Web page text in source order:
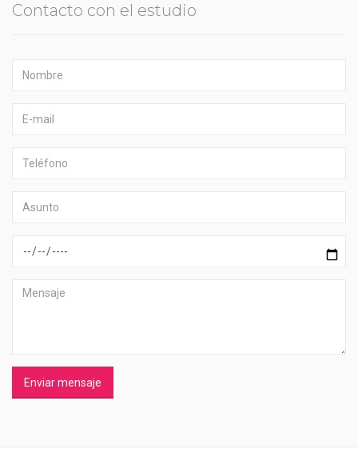
Contacto con el estudio
Enviar mensaje